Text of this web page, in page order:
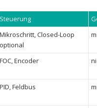
Steuerung
Mikroschritt, Closed-Loop ​
optional
FOC, Encoder
PID, Feldbus